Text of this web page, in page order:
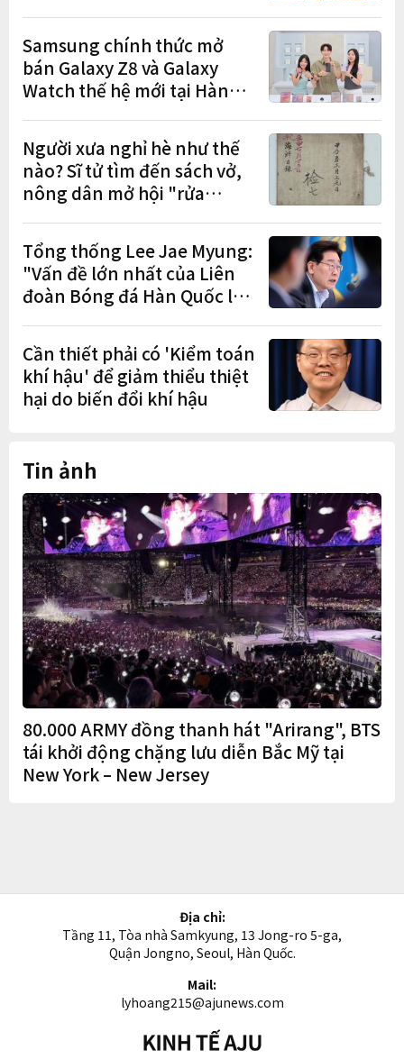
Samsung chính thức mở
bán Galaxy Z8 và Galaxy
Watch thế hệ mới tại Hàn
đơn đặt trước
Người xưa nghỉ hè như thế
nào? Sĩ tử tìm đến sách vở,
nông dân mở hội "rửa
Tổng thống Lee Jae Myung:
"Vấn đề lớn nhất của Liên
đoàn Bóng đá Hàn Quốc là
trạng nắm quyền quá lâu"
Cần thiết phải có 'Kiểm toán
khí hậu' để giảm thiểu thiệt
hại do biến đổi khí hậu
Tin ảnh
80.000 ARMY đồng thanh hát "Arirang", BTS
tái khởi động chặng lưu diễn Bắc Mỹ tại
New York – New Jersey
Địa chỉ:
Tầng 11, Tòa nhà Samkyung, 13 Jong-ro 5-ga,
Quận Jongno, Seoul, Hàn Quốc.
Mail:
lyhoang215@ajunews.com
Kinh